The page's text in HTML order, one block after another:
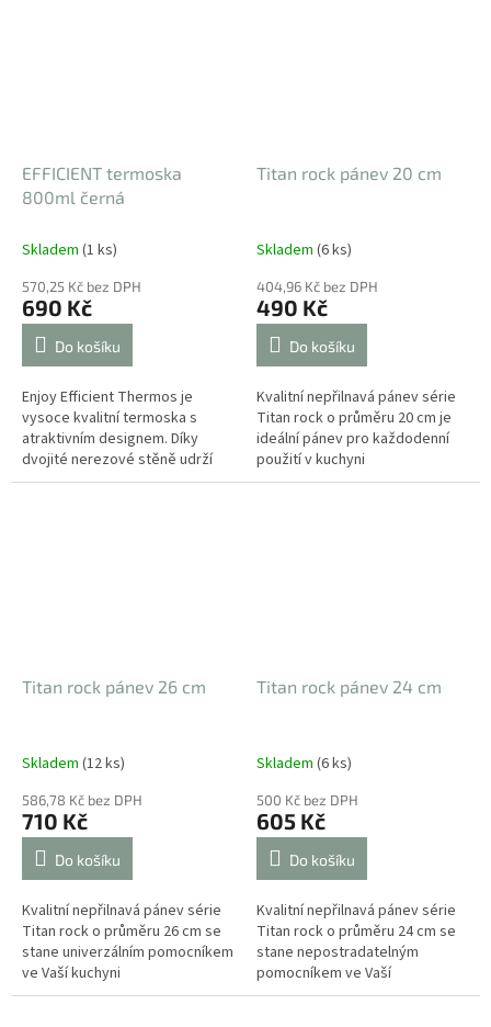
EFFICIENT termoska
800ml černá
Skladem (1 ks)
570,25 Kč bez DPH
690 Kč
Do košíku
Enjoy Efficient Thermos je
vysoce kvalitní termoska s
atraktivním designem. Díky
dvojité nerezové stěně udrží
nápoje studené nebo horké po
Titan rock pánev 20 cm
Skladem (6 ks)
404,96 Kč bez DPH
490 Kč
Do košíku
Kvalitní nepřilnavá pánev série
Titan rock o průměru 20 cm je
ideální pánev pro každodenní
použití v kuchyni
Titan rock pánev 26 cm
Skladem (12 ks)
586,78 Kč bez DPH
710 Kč
Do košíku
Kvalitní nepřilnavá pánev série
Titan rock o průměru 26 cm se
stane univerzálním pomocníkem
ve Vaší kuchyni
Titan rock pánev 24 cm
Skladem (6 ks)
500 Kč bez DPH
605 Kč
Do košíku
Kvalitní nepřilnavá pánev série
Titan rock o průměru 24 cm se
stane nepostradatelným
pomocníkem ve Vaší
domácnosti